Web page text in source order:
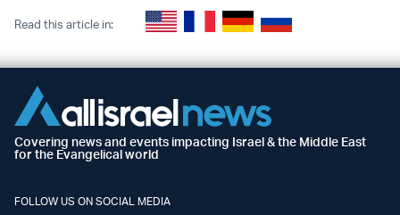
Read this article in:
Covering news and events impacting Israel & the Middle East
for the Evangelical world
FOLLOW US ON SOCIAL MEDIA